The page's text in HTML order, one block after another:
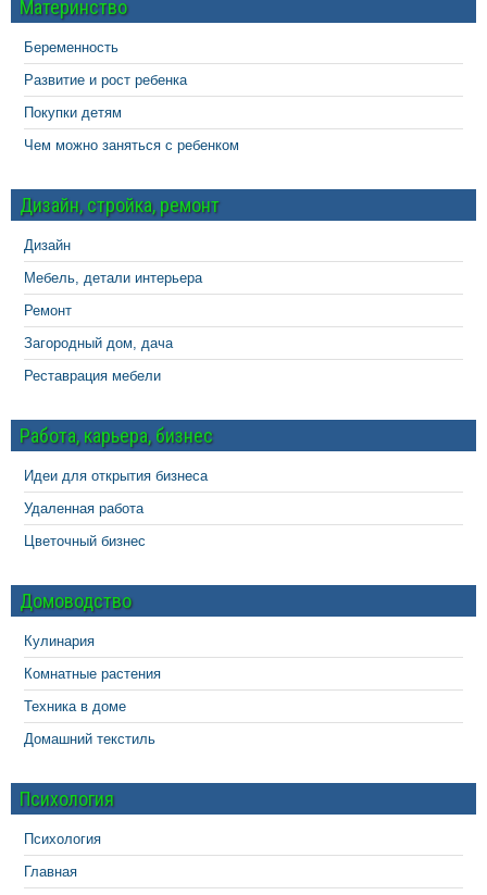
Материнство
Беременность
Развитие и рост ребенка
Покупки детям
Чем можно заняться с ребенком
Дизайн, стройка, ремонт
Дизайн
Мебель, детали интерьера
Ремонт
Загородный дом, дача
Реставрация мебели
Работа, карьера, бизнес
Идеи для открытия бизнеса
Удаленная работа
Цветочный бизнес
Домоводство
Кулинария
Комнатные растения
Техника в доме
Домашний текстиль
Психология
Психология
Главная